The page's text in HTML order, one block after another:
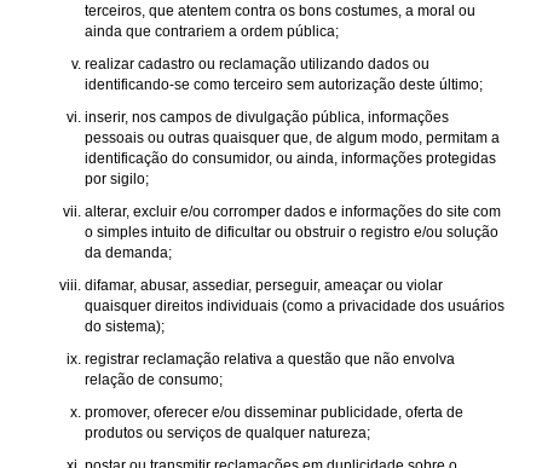
terceiros, que atentem contra os bons costumes, a moral ou
ainda que contrariem a ordem pública;
realizar cadastro ou reclamação utilizando dados ou
identificando-se como terceiro sem autorização deste último;
inserir, nos campos de divulgação pública, informações
pessoais ou outras quaisquer que, de algum modo, permitam a
identificação do consumidor, ou ainda, informações protegidas
por sigilo;
alterar, excluir e/ou corromper dados e informações do site com
o simples intuito de dificultar ou obstruir o registro e/ou solução
da demanda;
difamar, abusar, assediar, perseguir, ameaçar ou violar
quaisquer direitos individuais (como a privacidade dos usuários
do sistema);
registrar reclamação relativa a questão que não envolva
relação de consumo;
promover, oferecer e/ou disseminar publicidade, oferta de
produtos ou serviços de qualquer natureza;